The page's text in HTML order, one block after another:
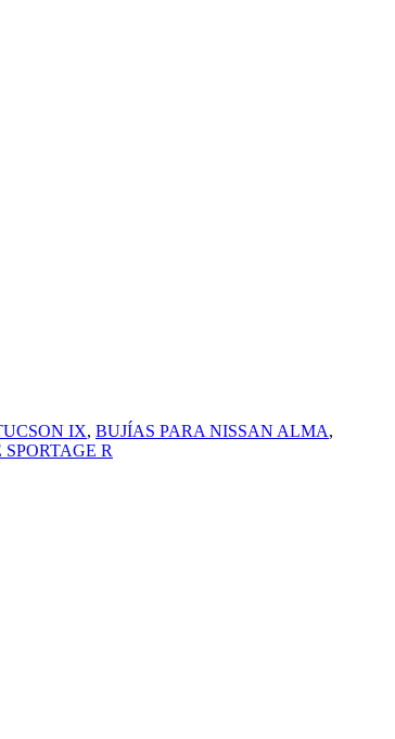
IX, BUJÍAS PARA NISSAN ALMA,
R